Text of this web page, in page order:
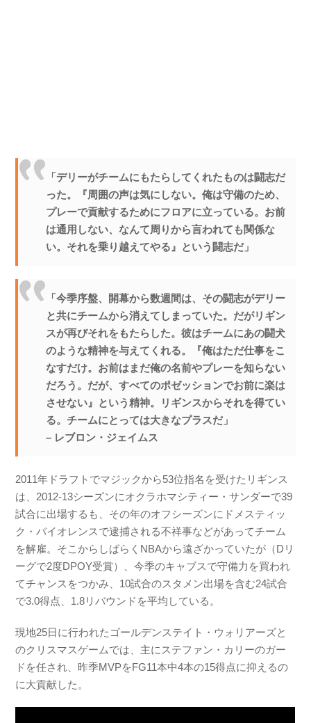
「デリーがチームにもたらしてくれたものは闘志だ
った。『周囲の声は気にしない。俺は守備のため、
プレーで貢献するためにフロアに立っている。お前
は通用しない、なんて周りから言われても関係な
い。それを乗り越えてやる』という闘志だ」
「今季序盤、開幕から数週間は、その闘志がデリー
と共にチームから消えてしまっていた。だがリギン
スが再びそれをもたらした。彼はチームにあの闘犬
のような精神を与えてくれる。『俺はただ仕事をこ
なすだけ。お前はまだ俺の名前やプレーを知らない
だろう。だが、すべてのポゼッションでお前に楽は
させない』という精神。リギンスからそれを得てい
る。チームにとっては大きなプラスだ」
– レブロン・ジェイムス
2011年ドラフトでマジックから53位指名を受けたリギンス
は、2012-13シーズンにオクラホマシティー・サンダーで39
試合に出場するも、その年のオフシーズンにドメスティッ
ク・バイオレンスで逮捕される不祥事などがあってチーム
を解雇。そこからしばらくNBAから遠ざかっていたが（Dリ
ーグで2度DPOY受賞）、今季のキャブスで守備力を買われ
てチャンスをつかみ、10試合のスタメン出場を含む24試合
で3.0得点、1.8リバウンドを平均している。
現地25日に行われたゴールデンステイト・ウォリアーズと
のクリスマスゲームでは、主にステファン・カリーのガー
ドを任され、昨季MVPをFG11本中4本の15得点に抑えるの
に大貢献した。